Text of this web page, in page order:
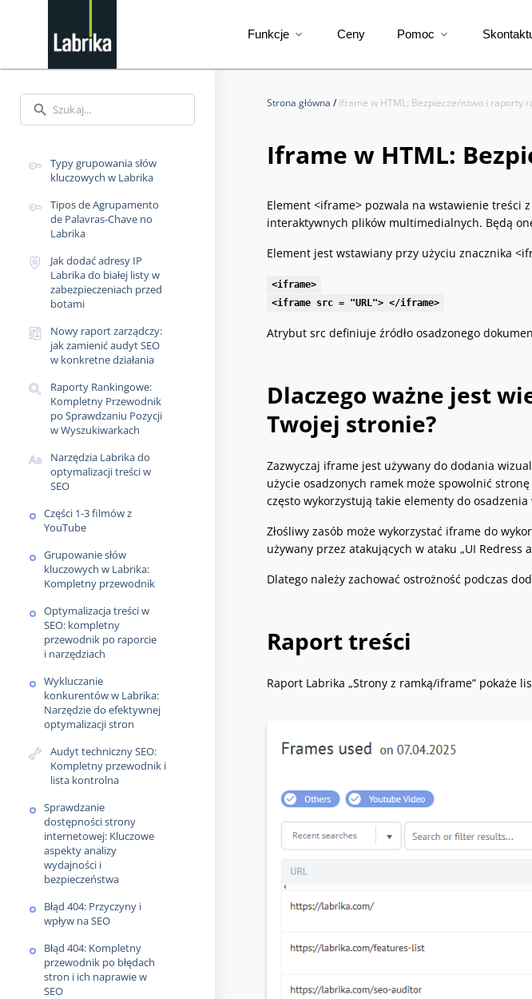
Funkcje expand_more Ceny Pomoc expand_more
search
Typy grupowania słów
kluczowych w Labrika
Tipos de Agrupamento
de Palavras-Chave no
Labrika
Jak dodać adresy IP
Labrika do białej listy w
zabezpieczeniach przed
botami
Nowy raport zarządczy:
jak zamienić audyt SEO
w konkretne działania
Raporty Rankingowe:
Kompletny Przewodnik
po Sprawdzaniu Pozycji
w Wyszukiwarkach
Narzędzia Labrika do
optymalizacji treści w
SEO
Części 1-3 filmów z
YouTube
Grupowanie słów
kluczowych w Labrika:
Kompletny przewodnik
Optymalizacja treści w
SEO: kompletny
przewodnik po raporcie
i narzędziach
Wykluczanie
konkurentów w Labrika:
Narzędzie do efektywnej
optymalizacji stron
Audyt techniczny SEO:
Kompletny przewodnik i
lista kontrolna
Sprawdzanie
dostępności strony
internetowej: Kluczowe
aspekty analizy
wydajności i
bezpieczeństwa
Błąd 404: Przyczyny i
wpływ na SEO
Błąd 404: Kompletny
przewodnik po błędach
stron i ich naprawie w
SEO
Strona główna /Iframe w HTML: Bezpieczeństwo i raporty
Iframe w HTML:
Element <iframe> pozwala na wstawienie treści
interaktywnych plików multimedialnych. Będą
Element jest wstawiany przy użyciu znacznika
<iframe>
<iframe src = "URL"> </iframe>
Atrybut src definiuje źródło osadzonego
Dlaczego ważne jest
Twojej stronie?
Zazwyczaj iframe jest używany do dodania
użycie osadzonych ramek może spowolnić
często wykorzystują takie elementy do
Złośliwy zasób może wykorzystać iframe do
używany przez atakujących w ataku „UI Redress
Dlatego należy zachować ostrożność podczas
Raport treści
Raport Labrika „Strony z ramką/iframe” pokaże